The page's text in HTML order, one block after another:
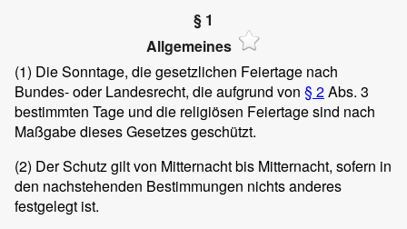
§ 1
Allgemeines
(1) Die Sonntage, die gesetzlichen Feiertage nach
Bundes- oder Landesrecht, die aufgrund von § 2Abs. 3
bestimmten Tage und die religiösen Feiertage sind nach
Maßgabe dieses Gesetzes geschützt.
(2) Der Schutz gilt von Mitternacht bis Mitternacht, sofern in
den nachstehenden Bestimmungen nichts anderes
festgelegt ist.